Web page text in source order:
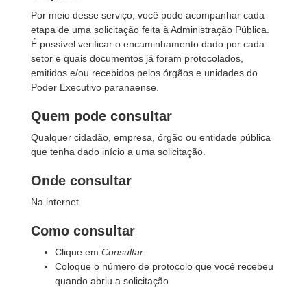
Por meio desse serviço, você pode acompanhar cada
etapa de uma solicitação feita à Administração Pública.
É possível verificar o encaminhamento dado por cada
setor e quais documentos já foram protocolados,
emitidos e/ou recebidos pelos órgãos e unidades do
Poder Executivo paranaense.
Quem pode consultar
Qualquer cidadão, empresa, órgão ou entidade pública
que tenha dado início a uma solicitação.
Onde consultar
Na internet.
Como consultar
Clique em Consultar
Coloque o número de protocolo que você recebeu
quando abriu a solicitação